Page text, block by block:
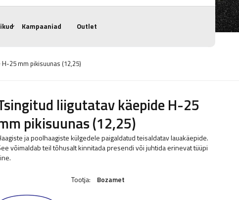
Kampaaniad Outlet
25 mm pikisuunas (12,25)
liigutatav käepide H-25
pikisuunas (12,25)
ja poolhaagiste külgedele paigaldatud teisaldatav lauakäepide.
võimaldab teil tõhusalt kinnitada presendi või juhtida erinevat tüüpi
Tootja: Bozamet